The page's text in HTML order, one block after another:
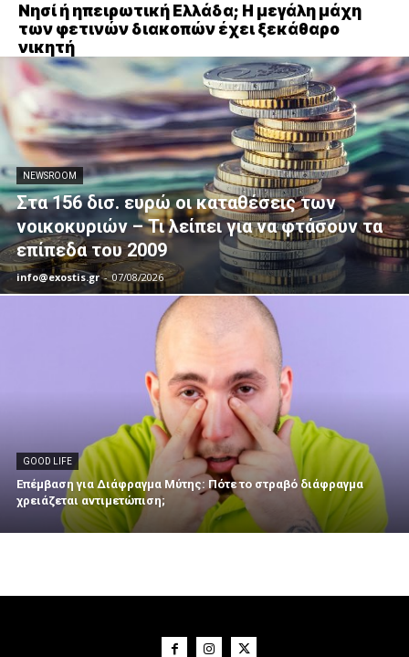
Νησί ή ηπειρωτική Ελλάδα; Η μεγάλη μάχη
των φετινών διακοπών έχει ξεκάθαρο
νικητή
NEWSROOM
Στα 156 δισ. ευρώ οι καταθέσεις των
νοικοκυριών – Τι λείπει για να φτάσουν τα
επίπεδα του 2009
info@exostis.gr - 07/08/2026
GOOD LIFE
Επέμβαση για Διάφραγμα Μύτης: Πότε το στραβό διάφραγμα
χρειάζεται αντιμετώπιση;